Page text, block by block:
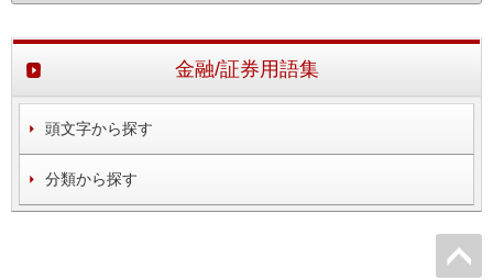
金融/証券用語集
頭文字から探す
分類から探す